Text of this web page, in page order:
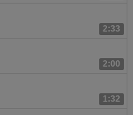
2:33
2:00
1:32